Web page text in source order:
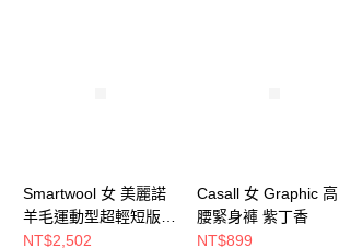
Smartwool 女 美麗諾
羊毛運動型超輕短版背
心 柔紫
NT$2,502
Casall 女 Graphic 高
腰緊身褲 紫丁香
NT$899